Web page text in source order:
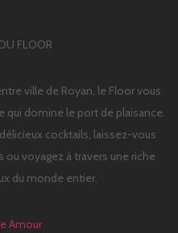
FLOOR
ville de Royan, le Floor vous
qui domine le port de plaisance.
cocktails, laissez-vous
voyagez à travers une riche
du monde entier.
Amour